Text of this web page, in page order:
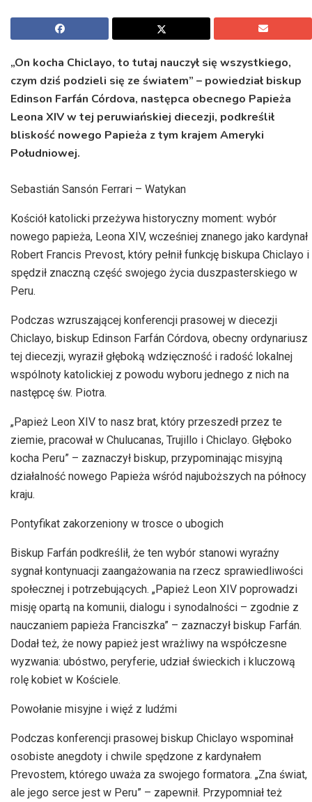
„On kocha Chiclayo, to tutaj nauczył się wszystkiego,
czym dziś podzieli się ze światem” – powiedział biskup
Edinson Farfán Córdova, następca obecnego Papieża
Leona XIV w tej peruwiańskiej diecezji, podkreślił
bliskość nowego Papieża z tym krajem Ameryki
Południowej.
Sebastián Sansón Ferrari – Watykan
Kościół katolicki przeżywa historyczny moment: wybór
nowego papieża, Leona XIV, wcześniej znanego jako kardynał
Robert Francis Prevost, który pełnił funkcję biskupa Chiclayo i
spędził znaczną część swojego życia duszpasterskiego w
Peru.
Podczas wzruszającej konferencji prasowej w diecezji
Chiclayo, biskup Edinson Farfán Córdova, obecny ordynariusz
tej diecezji, wyraził głęboką wdzięczność i radość lokalnej
wspólnoty katolickiej z powodu wyboru jednego z nich na
następcę św. Piotra.
„Papież Leon XIV to nasz brat, który przeszedł przez te
ziemie, pracował w Chulucanas, Trujillo i Chiclayo. Głęboko
kocha Peru” – zaznaczył biskup, przypominając misyjną
działalność nowego Papieża wśród najuboższych na północy
kraju.
Pontyfikat zakorzeniony w trosce o ubogich
Biskup Farfán podkreślił, że ten wybór stanowi wyraźny
sygnał kontynuacji zaangażowania na rzecz sprawiedliwości
społecznej i potrzebujących. „Papież Leon XIV poprowadzi
misję opartą na komunii, dialogu i synodalności – zgodnie z
nauczaniem papieża Franciszka” – zaznaczył biskup Farfán.
Dodał też, że nowy papież jest wrażliwy na współczesne
wyzwania: ubóstwo, peryferie, udział świeckich i kluczową
rolę kobiet w Kościele.
Powołanie misyjne i więź z ludźmi
Podczas konferencji prasowej biskup Chiclayo wspominał
osobiste anegdoty i chwile spędzone z kardynałem
Prevostem, którego uważa za swojego formatora. „Zna świat,
ale jego serce jest w Peru” – zapewnił. Przypomniał też